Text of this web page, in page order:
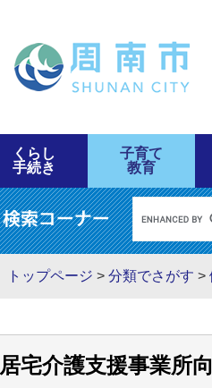
くらし
手続き
子育て
教育
トップページ > 分類でさがす >
居宅介護支援事業所